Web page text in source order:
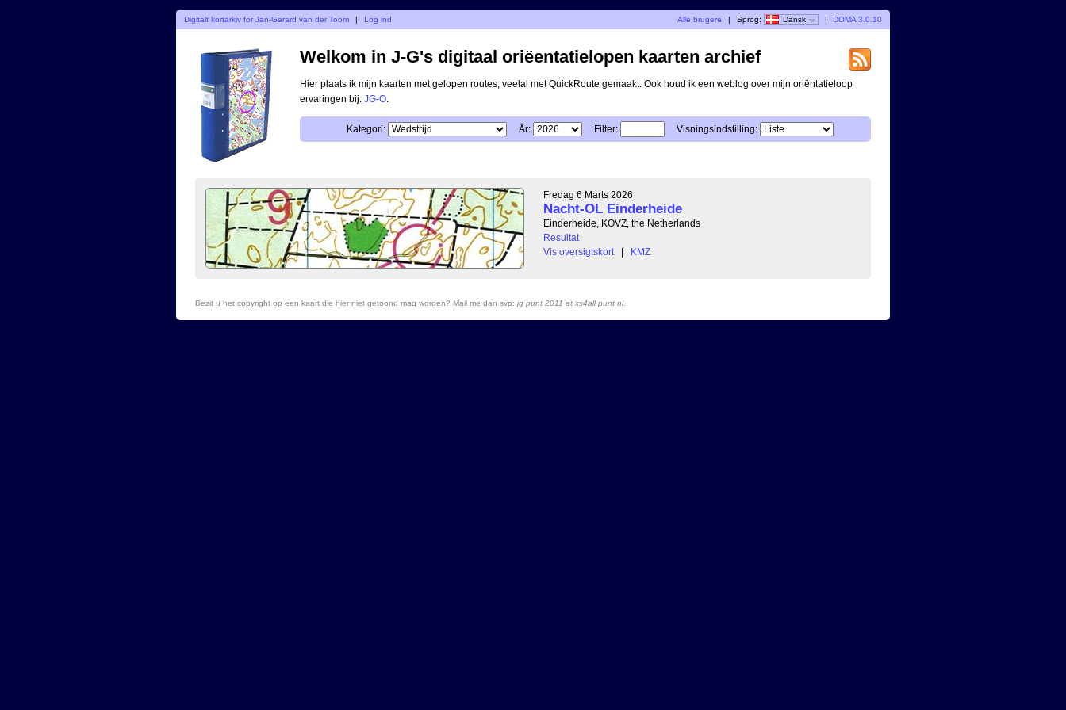
Digitalt kortarkiv for Jan-Gerard van der Toorn | Log ind Alle brugere | Sprog: Dansk | DOMA 3.0.10
Welkom in J-G's digitaal oriëentatielopen kaarten archief
Hier plaats ik mijn kaarten met gelopen routes, veelal met QuickRoute gemaakt. Ook houd ik een weblog over mijn oriëntatieloop
ervaringen bij: JG-O
Kategori: År: Filter: Visningsindstilling:
Fredag 6 Marts 2026
Nacht-OL Einderheide
Einderheide, KOVZ, the Netherlands
Resultat
Vis oversigtskort
| KMZ
Bezit u het copyright op een kaart die hier niet getoond mag worden? Mail me dan svp: jg punt 2011 at xs4all punt nl.